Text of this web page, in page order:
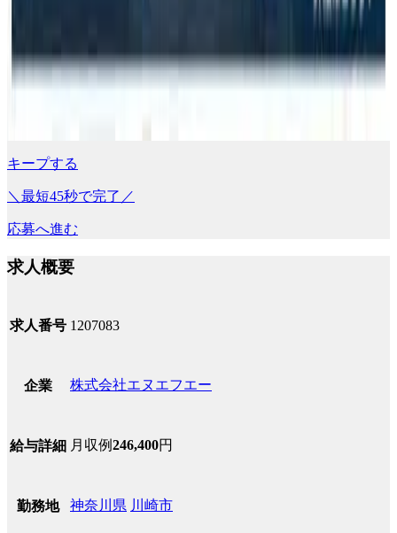
キープする
＼最短45秒で完了／
応募へ進む
求人概要
求人番号 1207083
企業 株式会社エヌエフエー
給与詳細 月収例246,400円
勤務地 神奈川県 川崎市